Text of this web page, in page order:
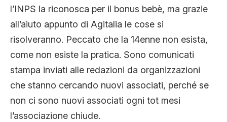
l’INPS la riconosca per il bonus bebè, ma grazie
all’aiuto appunto di Agitalia le cose si
risolveranno. Peccato che la 14enne non esista,
come non esiste la pratica. Sono comunicati
stampa inviati alle redazioni da organizzazioni
che stanno cercando nuovi associati, perché se
non ci sono nuovi associati ogni tot mesi
l’associazione chiude.